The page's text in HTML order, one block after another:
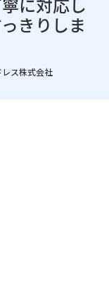
きりしま
ス株式会社